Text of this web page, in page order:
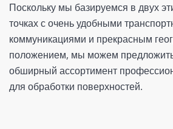
Поскольку мы базируемся в двух
точках с очень удобными
коммуникациями и прекрасным
положением, мы можем
обширный ассортимент
для обработки поверхностей.